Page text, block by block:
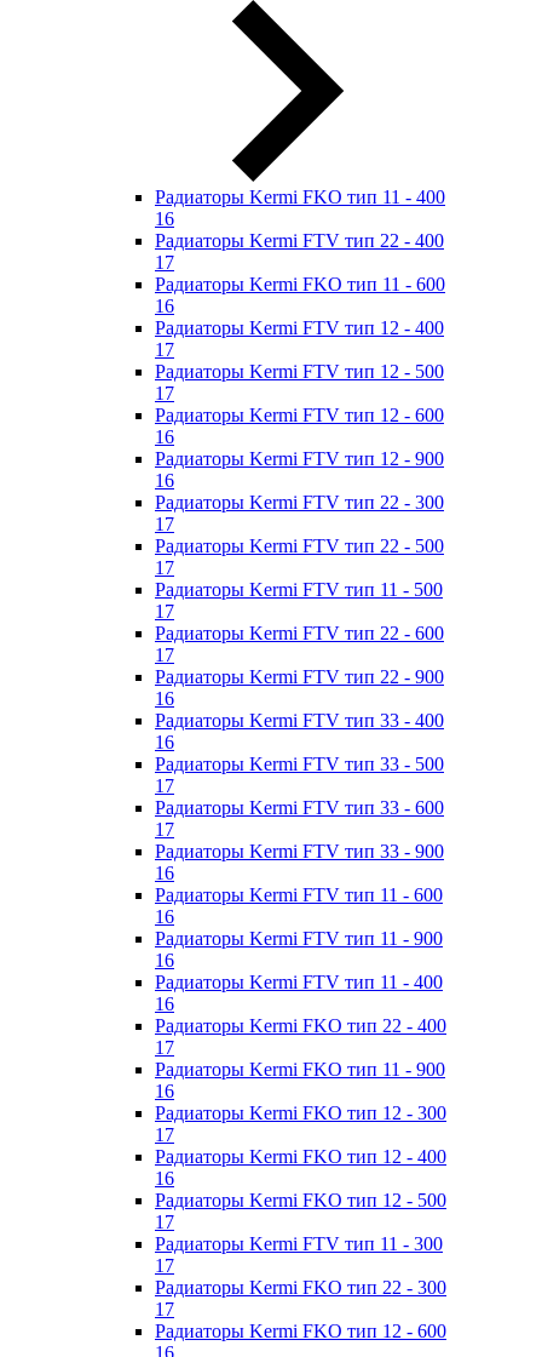
Радиаторы Kermi FKO тип 11 - 400
16
Радиаторы Kermi FTV тип 22 - 400
17
Радиаторы Kermi FKO тип 11 - 600
16
Радиаторы Kermi FTV тип 12 - 400
17
Радиаторы Kermi FTV тип 12 - 500
17
Радиаторы Kermi FTV тип 12 - 600
16
Радиаторы Kermi FTV тип 12 - 900
16
Радиаторы Kermi FTV тип 22 - 300
17
Радиаторы Kermi FTV тип 22 - 500
17
Радиаторы Kermi FTV тип 11 - 500
17
Радиаторы Kermi FTV тип 22 - 600
17
Радиаторы Kermi FTV тип 22 - 900
16
Радиаторы Kermi FTV тип 33 - 400
16
Радиаторы Kermi FTV тип 33 - 500
17
Радиаторы Kermi FTV тип 33 - 600
17
Радиаторы Kermi FTV тип 33 - 900
16
Радиаторы Kermi FTV тип 11 - 600
16
Радиаторы Kermi FTV тип 11 - 900
16
Радиаторы Kermi FTV тип 11 - 400
16
Радиаторы Kermi FKO тип 22 - 400
17
Радиаторы Kermi FKO тип 11 - 900
16
Радиаторы Kermi FKO тип 12 - 300
17
Радиаторы Kermi FKO тип 12 - 400
16
Радиаторы Kermi FKO тип 12 - 500
17
Радиаторы Kermi FTV тип 11 - 300
17
Радиаторы Kermi FKO тип 22 - 300
17
Радиаторы Kermi FKO тип 12 - 600
16